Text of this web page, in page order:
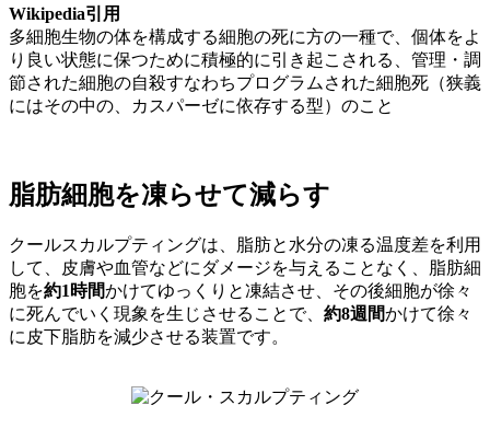
Wikipedia引用
多細胞生物の体を構成する細胞の死に方の一種で、個体をよ
り良い状態に保つために積極的に引き起こされる、管理・調
節された細胞の自殺すなわちプログラムされた細胞死（狭義
にはその中の、カスパーゼに依存する型）のこと
脂肪細胞を凍らせて減らす
クールスカルプティングは、脂肪と水分の凍る温度差を利用
して、皮膚や血管などにダメージを与えることなく、脂肪細
胞を約1時間かけてゆっくりと凍結させ、その後細胞が徐々
に死んでいく現象を生じさせることで、 約8週間かけて徐々
に皮下脂肪を減少させる装置です。